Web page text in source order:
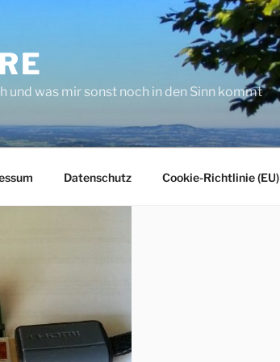
und was mir sonst noch in den Sinn kommt
Datenschutz Cookie-Richtlinie (EU)